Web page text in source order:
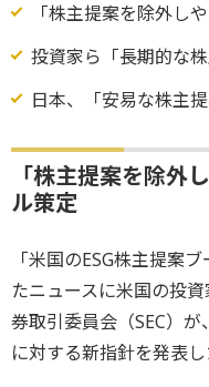
「株主提案を除外し
投資家ら「長期的な
日本、「安易な株主
「株主提案を除外
ル策定
「米国のESG株主提案
たニュースに米国の投
券取引委員会（SEC）
に対する新指針を発表し